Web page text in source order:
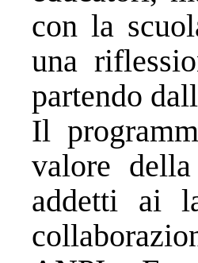
con la
una
partendo
Il
valore
addetti ai